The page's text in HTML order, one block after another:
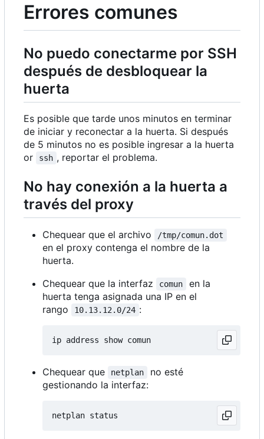
Errores comunes
No puedo conectarme por SSH
después de desbloquear la
huerta
Es posible que tarde unos minutos en terminar
de iniciar y reconectar a la huerta. Si después
de 5 minutos no es posible ingresar a la huerta
or
ssh , reportar el problema.
No hay conexión a la huerta a
través del proxy
Chequear que el archivo /tmp/comun.dot
en el proxy contenga el nombre de la
huerta.
Chequear que la interfaz
comun
en la
huerta tenga asignada una IP en el
rango
10.13.12.0/24 :
Chequear que netplan
no esté
gestionando la interfaz: